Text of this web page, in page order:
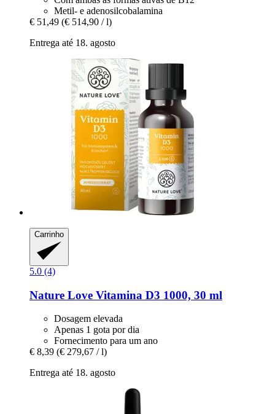
Metil- e adenosilcobalamina
€ 51,49 (€ 514,90 / l)
Entrega até 18. agosto
Carrinho
5.0 (4)
Nature Love Vitamina D3 1000, 30 ml
Dosagem elevada
Apenas 1 gota por dia
Fornecimento para um ano
€ 8,39 (€ 279,67 / l)
Entrega até 18. agosto